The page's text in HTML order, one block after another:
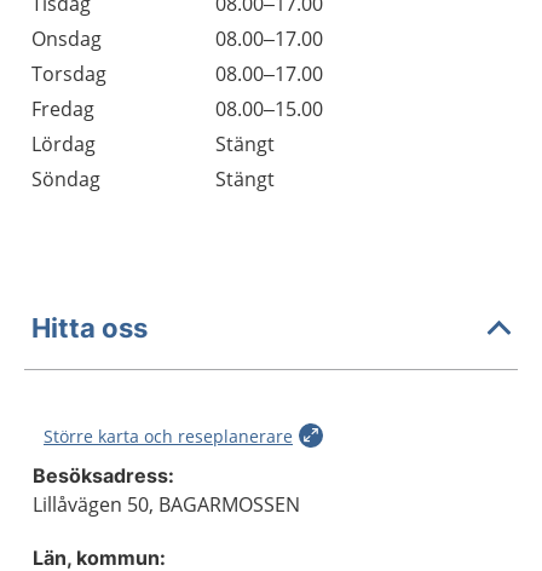
Onsdag
08.00–17.00
Torsdag
08.00–17.00
Fredag
08.00–15.00
Lördag
Stängt
Söndag
Stängt
Hitta oss
Större karta och reseplanerare
Besöksadress:
Lillåvägen 50, BAGARMOSSEN
Län, kommun: